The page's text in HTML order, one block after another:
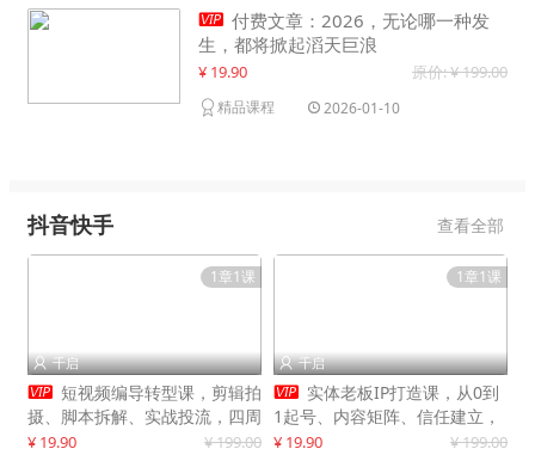
 付费文章：2026，无论哪一种发
生，都将掀起滔天巨浪
¥ 19.90 原价: ¥ 199.00
精品课程 2026-01-10
抖音快手 查看全部
1章1课
 千启
 短视频编导转型课，剪辑拍
摄、脚本拆解、实战投流，四周
系统教学，快速入行月入2w+
¥ 19.90 ¥ 199.00
1章1课
 千启
 实体老板IP打造课，从0到
1起号、内容矩阵、信任建立，
打造门店IP，稳定获客增收
¥ 19.90 ¥ 199.00